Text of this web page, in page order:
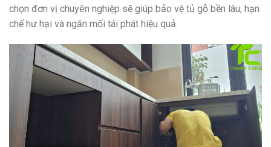
chọn đơn vị chuyên nghiệp sẽ giúp bảo vệ tủ gỗ bền lâu, hạn
chế hư hại và ngăn mối tái phát hiệu quả.